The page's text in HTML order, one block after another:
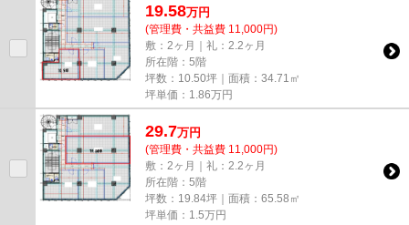
19.58万円
(管理費・共益費 11,000円)
敷：2ヶ月｜礼：2.2ヶ月
所在階：5階
坪数：10.50坪｜面積：34.71㎡
坪単価： 1.86万円
29.7万円
(管理費・共益費 11,000円)
敷：2ヶ月｜礼：2.2ヶ月
所在階：5階
坪数：19.84坪｜面積：65.58㎡
坪単価： 1.5万円